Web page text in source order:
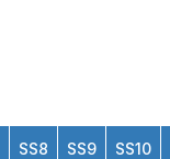
SS8 SS9 SS10